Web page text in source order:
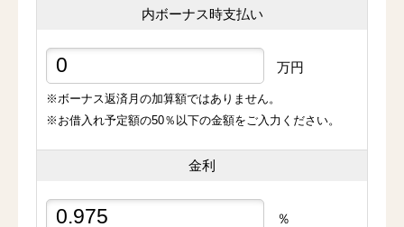
内ボーナス時支払い
万円
※ボーナス返済月の加算額ではありません。
※お借入れ予定額の50％以下の金額をご入力ください。
金利
％